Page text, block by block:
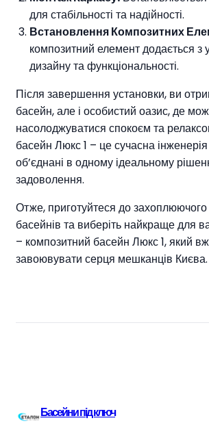
для стабільності та надійності.
Встановлення Композитних
композитний елемент додається з
дизайну та функціональності.
Після завершення установки, ви
басейн, але і особистий оазис, де
насолоджуватися спокоєм та
басейн Люкс 1 – це сучасна інженерія
об’єднані в одному ідеальному
задоволення.
Отже, приготуйтеся до захоплюючого
басейнів та виберіть найкраще для
– композитний басейн Люкс 1, який
завоювувати серця мешканців Києва.
Басейни під ключ